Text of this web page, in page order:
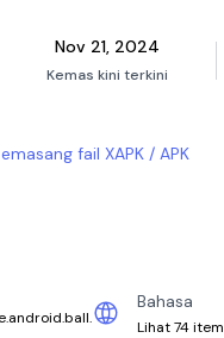
Nov 21, 2024
Kemas kini terkini
fail XAPK / APK
Bahasa
Lihat 74 item